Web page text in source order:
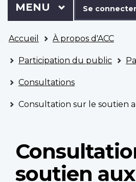
connecter
à
Dossier
ACC
Se
MENU PRINCIPAL
êtes
ici
Accueil À propos d'ACC
Participation du public
Consultations
Consultation sur le soutien aux familles
soutien aux